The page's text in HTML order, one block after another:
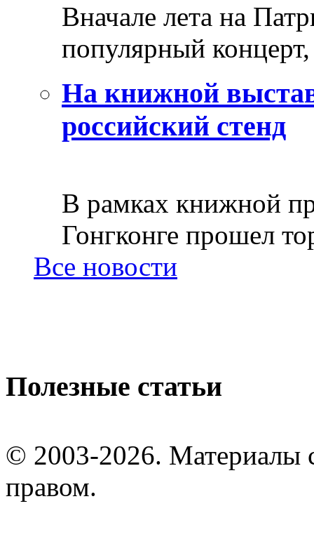
Вначале лета на
популярный
На книжной
российский стенд
В рамках книжной
Гонгконге прошел
Все новости
Полезные статьи
© 2003-2026. Материалы
правом.